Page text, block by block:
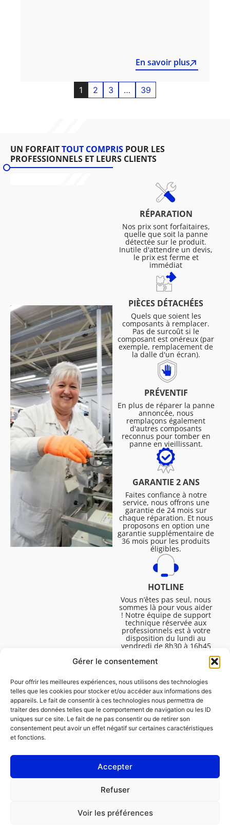
Gérer le consentement
Pour offrir les meilleures expériences, nous utilisons des technologies
telles que les cookies pour stocker et/ou accéder aux informations des
appareils. Le fait de consentir à ces technologies nous permettra de
traiter des données telles que le comportement de navigation ou les ID
uniques sur ce site. Le fait de ne pas consentir ou de retirer son
consentement peut avoir un effet négatif sur certaines caractéristiques
et fonctions.
Accepter
Refuser
Voir les préférences
En savoir plus
1 2 3 … 39
UN FORFAITTOUT COMPRIS POUR LES
PROFESSIONNELS ET LEURS CLIENTS
RÉPARATION
Nos prix sont forfaitaires,
quelle que soit la panne
détectée sur le produit.
Inutile d'attendre un devis,
le prix est ferme et
immédiat
PIÈCES DÉTACHÉES
Quels que soient les
composants à remplacer.
Pas de surcoût si le
composant est onéreux (par
exemple, remplacement de
la dalle d'un écran).
PRÉVENTIF
En plus de réparer la panne
annoncée, nous
remplaçons également
d'autres composants
reconnus pour tomber en
panne en vieillissant.
GARANTIE 2 ANS
Faites confiance à notre
service, nous offrons une
garantie de 24 mois sur
chaque réparation. Et nous
proposons en option une
garantie supplémentaire de
36 mois pour les produits
éligibles.
HOTLINE
Vous n’êtes pas seul, nous
sommes là pour vous aider
! Notre équipe de support
technique réservée aux
professionnels est à votre
disposition du lundi au
vendredi de 8h30 à 16h45
toutes vos questions
Mentions légales